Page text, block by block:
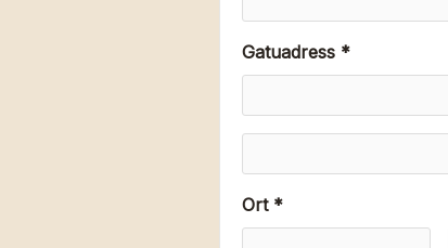
Gatuadress *
Ort *